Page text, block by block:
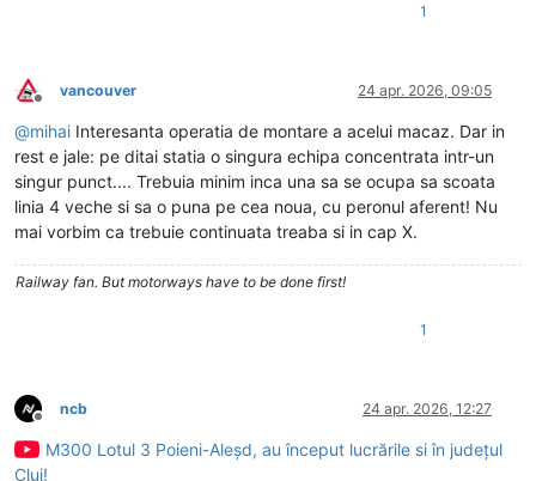
1
Deconectat
vancouver 24 apr. 2026, 09:05
@mihai Interesanta operatia de montare a acelui macaz. Dar in
rest e jale: pe ditai statia o singura echipa concentrata intr-un
singur punct.... Trebuia minim inca una sa se ocupa sa scoata
linia 4 veche si sa o puna pe cea noua, cu peronul aferent! Nu
mai vorbim ca trebuie continuata treaba si in cap X.
Railway fan. But motorways have to be done first!
1
Deconectat
ncb 24 apr. 2026, 12:27
M300 Lotul 3 Poieni-Aleșd, au început lucrările si în județul
Cluj!